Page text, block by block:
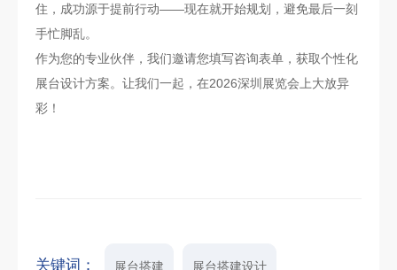
住，成功源于提前行动——现在就开始规划，避免最后一刻
手忙脚乱。
作为您的专业伙伴，我们邀请您填写咨询表单，获取个性化
展台设计方案。让我们一起，在2026深圳展览会上大放异
彩！
关键词： 展台搭建 展台搭建设计